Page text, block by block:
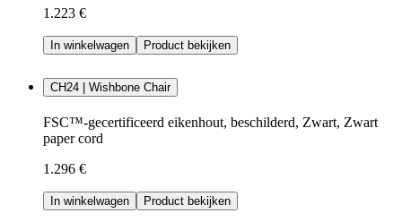
1.223 €
In winkelwagen Product bekijken
CH24 | Wishbone Chair
FSC™-gecertificeerd eikenhout, beschilderd, Zwart, Zwart
paper cord
1.296 €
In winkelwagen Product bekijken